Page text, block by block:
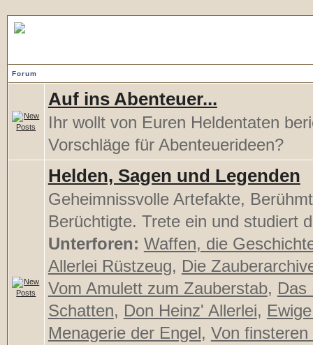
Forum
Auf ins Abenteuer...
Ihr wollt von Euren Heldentaten
Vorschläge für Abenteuerideen?
Helden, Sagen und Legenden
Geheimnissvolle Artefakte,
Berüchtigte. Trete ein und studiert
Unterforen: Waffen, die
Allerlei Rüstzeug, Die
Vom Amulett zum Zauberstab, Das
Schatten, Don Heinz' Allerlei,
Menagerie der Engel, Von